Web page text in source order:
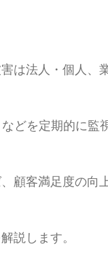
は法人・個人、
どを定期的に監
顧客満足度の向
説します。